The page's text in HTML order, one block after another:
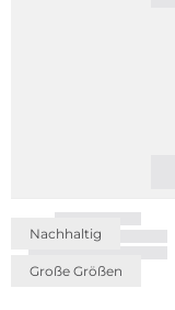
Nachhaltig
Große Größen